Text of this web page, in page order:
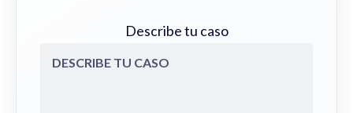
Describe tu caso